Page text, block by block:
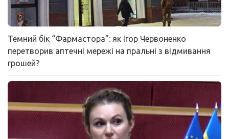
Темний бік “Фармастора”: як Ігор Червоненко
перетворив аптечні мережі на пральні з відмивання
грошей?